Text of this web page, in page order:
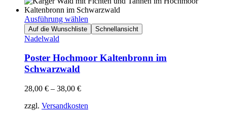
Ausführung wählen
Auf die Wunschliste Schnellansicht
Nadelwald
Poster Hochmoor Kaltenbronn im
Schwarzwald
28,00 € – 38,00 €
zzgl. Versandkosten